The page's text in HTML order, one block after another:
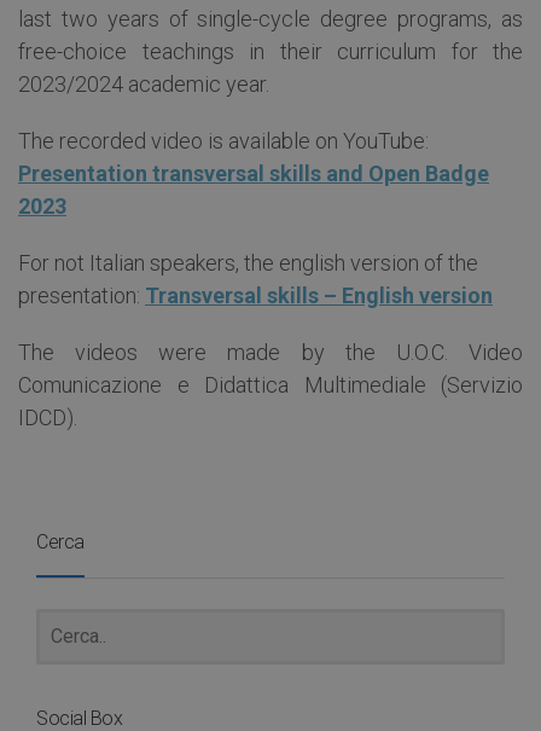
last two years of single-cycle degree programs, as
free-choice teachings in their curriculum for the
2023/2024 academic year.
The recorded video is available on YouTube:
Presentation transversal skills and Open Badge
2023
For not Italian speakers, the english version of the
presentation: Transversal skills – English version
The videos were made by the U.O.C. Video
Comunicazione e Didattica Multimediale (Servizio
IDCD).
Cerca
Social Box